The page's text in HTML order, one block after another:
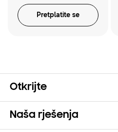
Pretplatite se
Otkrijte
Naša rješenja